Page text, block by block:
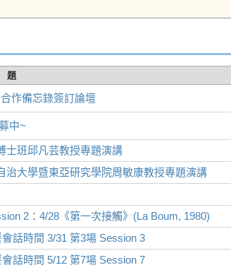
題
作備忘錄簽訂論壇
中~
士班邱凡芸教授專題演講
治大學暨東亞研究學院周敏康教授專題演講
2：4/28《第一次接觸》(La Boum, 1980)
話時間 3/31 第3場 Session 3
話時間 5/12 第7場 Session 7